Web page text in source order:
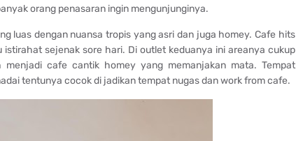
orang penasaran ingin mengunjunginya.
luas dengan nuansa tropis yang asri dan juga homey. Cafe hits
sejenak sore hari. Di outlet keduanya ini areanya cukup
cafe cantik homey yang memanjakan mata. Tempat
tentunya cocok di jadikan tempat nugas dan work from cafe.